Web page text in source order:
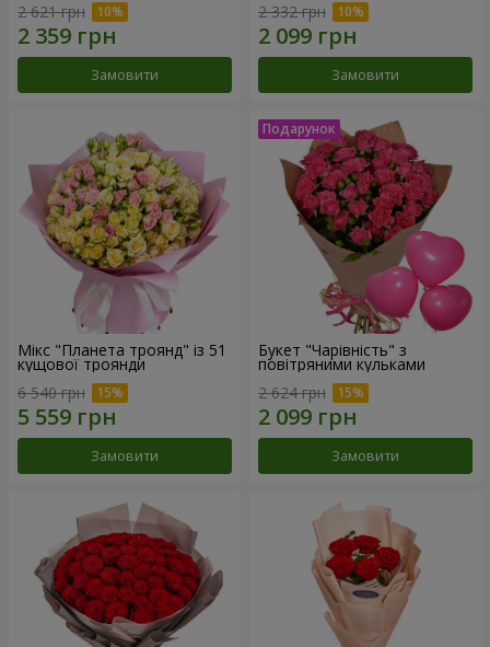
2 621 грн
Замовити
2 332 грн
Замовити
Мікс "Планета троянд" із 51
кущової троянди
6 540 грн
Замовити
Букет "Чарівність" з
повітряними кульками
2 624 грн
Замовити